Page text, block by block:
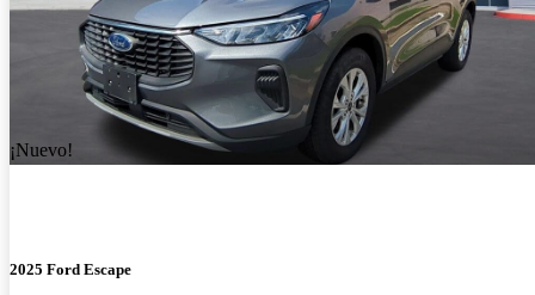
¡Nuevo!
2025 Ford Escape